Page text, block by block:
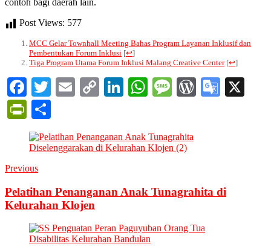
contoh bagi daerah lain.
Post Views: 577
MCC Gelar Townhall Meeting Bahas Program Layanan Inklusif dan
Pembentukan Forum Inklusi [↩]
Tiga Program Utama Forum Inklusi Malang Creative Center[↩]
Facebook
TwitterEmailCopyLinkedIn
WhatsApp
Message
PrintFriendly
Previous
Pelatihan Penanganan Anak Tunagrahita di
Kelurahan Klojen